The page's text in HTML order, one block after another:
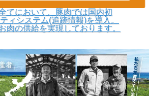
てにおいて、豚肉では国内初
ィシステム(追跡情報)を導入。
肉の供給を実現しております。